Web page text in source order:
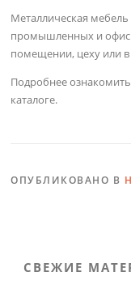
Металлическая
промышленных и
помещении, цеху или
Подробнее
каталоге.
ОПУБЛИКОВАНО В
СВЕЖИЕ